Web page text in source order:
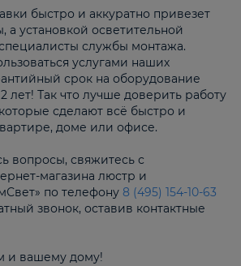
быстро и аккуратно привезет
а установкой осветительной
службы монтажа.
услугами наших
срок на оборудование
лет! Так что лучше доверить работу
сделают всё быстро и
доме или офисе.
вопросы, свяжитесь с
магазина люстр и
по телефону 8 (495) 154-10-63
звонок, оставив контактные
и вашему дому!